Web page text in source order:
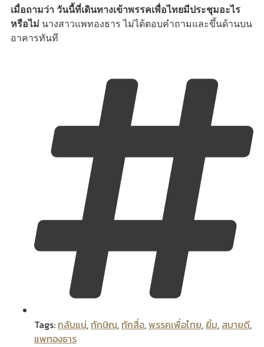
เมื่อถามว่า วันนี้ที่เดินทางเข้าพรรคเพื่อไทยมีประชุมอะไร
หรือไม่ นางสาวแพทองธาร ไม่ได้ตอบคำถามและขึ้นด้านบน
อาคารทันที
Tags:กลับแน่, ทักษิณ, ทักสื่อ,พรรคเพื่อไทย, ยิ้ม, สบายดี,
แพทองธาร